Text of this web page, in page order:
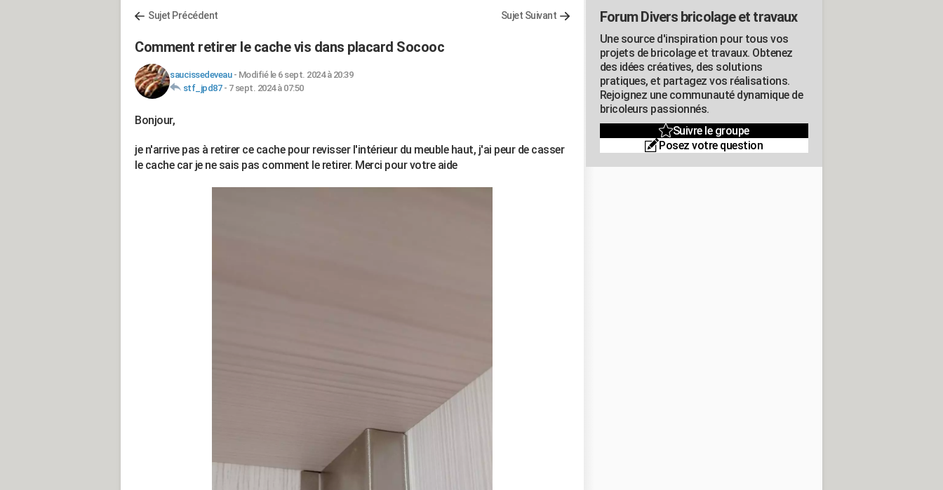
Sujet Précédent Sujet Suivant
Comment retirer le cache vis dans placard Socooc
saucissedeveau- Modifié le 6 sept. 2024 à 20:39
stf_jpd87- 7 sept. 2024 à 07:50
Bonjour,
je n'arrive pas à retirer ce cache pour revisser l'intérieur du meuble haut, j'ai peur de casser
le cache car je ne sais pas comment le retirer. Merci pour votre aide
Forum Divers bricolage et travaux
Une source d'inspiration pour tous vos
projets de bricolage et travaux. Obtenez
des idées créatives, des solutions
pratiques, et partagez vos réalisations.
Rejoignez une communauté dynamique de
bricoleurs passionnés.
Suivre le groupe
Posez votre question